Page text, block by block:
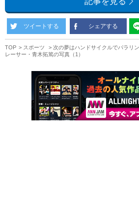
ツイートする シェアする
TOP スポーツ
次の夢はハンドサイクルでパラ
レーサー・青木拓篤の写真（1）